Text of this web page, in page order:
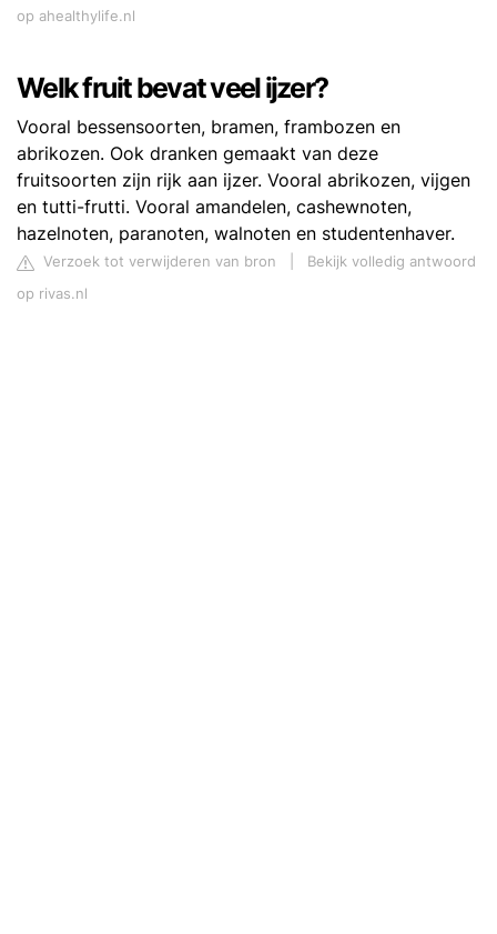
op ahealthylife.nl
Welk fruit bevat veel ijzer?
Vooral bessensoorten, bramen, frambozen en
abrikozen. Ook dranken gemaakt van deze
fruitsoorten zijn rijk aan ijzer. Vooral abrikozen, vijgen
en tutti-frutti. Vooral amandelen, cashewnoten,
hazelnoten, paranoten, walnoten en studentenhaver.
Verzoek tot verwijderen van bron
Bekijk volledig antwoord
op rivas.nl